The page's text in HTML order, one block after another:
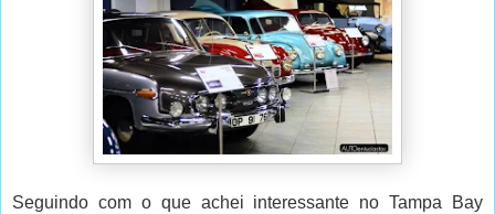
Seguindo com o que achei interessante no Tampa Bay